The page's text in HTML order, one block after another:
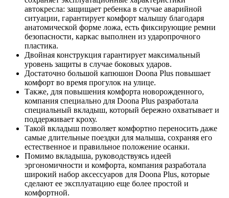
автокресла: защищает ребенка в случае аварийной
ситуации, гарантирует комфорт малышу благодаря
анатомической форме ложа, есть фиксирующие ремни
безопасности, каркас выполнен из ударопрочного
пластика.
Двойная конструкция гарантирует максимальный
уровень защиты в случае боковых ударов.
Достаточно большой капюшон Doona Plus повышает
комфорт во время прогулок на улице.
Также, для повышения комфорта новорожденного,
компания специально для Doona Plus разработала
специальный вкладыш, который бережно охватывает и
поддерживает кроху.
Такой вкладыш позволяет комфортно переносить даже
самые длительные поездки для малыша, сохраняя его
естественное и правильное положение осанки.
Помимо вкладыша, руководствуясь идеей
эргономичности и комфорта, компания разработала
широкий набор аксессуаров для Doona Plus, которые
сделают ее эксплуатацию еще более простой и
комфортной.